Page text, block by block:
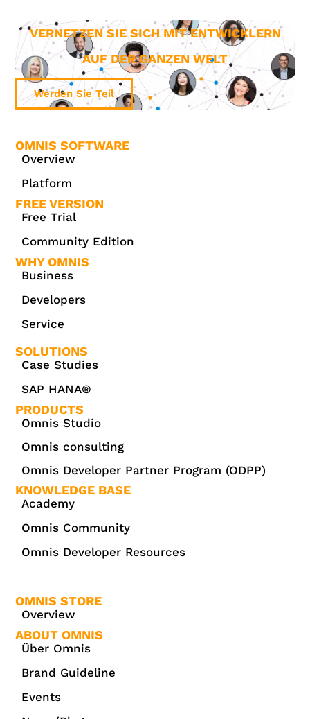
VERNETZEN SIE SICH MIT ENTWICKLERN
AUF DER GANZEN WELT
Werden Sie Teil
OMNIS SOFTWARE
Overview
Platform
FREE VERSION
Free Trial
Community Edition
WHY OMNIS
Business
Developers
Service
SOLUTIONS
Case Studies
SAP HANA®
PRODUCTS
Omnis Studio
Omnis consulting
Omnis Developer Partner Program (ODPP)
KNOWLEDGE BASE
Academy
Omnis Community
Omnis Developer Resources
OMNIS STORE
Overview
ABOUT OMNIS
Über Omnis
Brand Guideline
Events